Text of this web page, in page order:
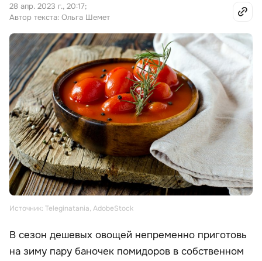
28 апр. 2023 г., 20:17;
Автор текста: Ольга Шемет
Источник: Teleginatania, AdobeStock
В сезон дешевых овощей непременно приготовь
на зиму пару баночек помидоров в собственном